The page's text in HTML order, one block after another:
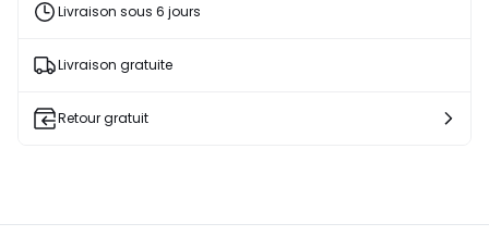
Livraison sous 6 jours
Livraison gratuite
Retour gratuit